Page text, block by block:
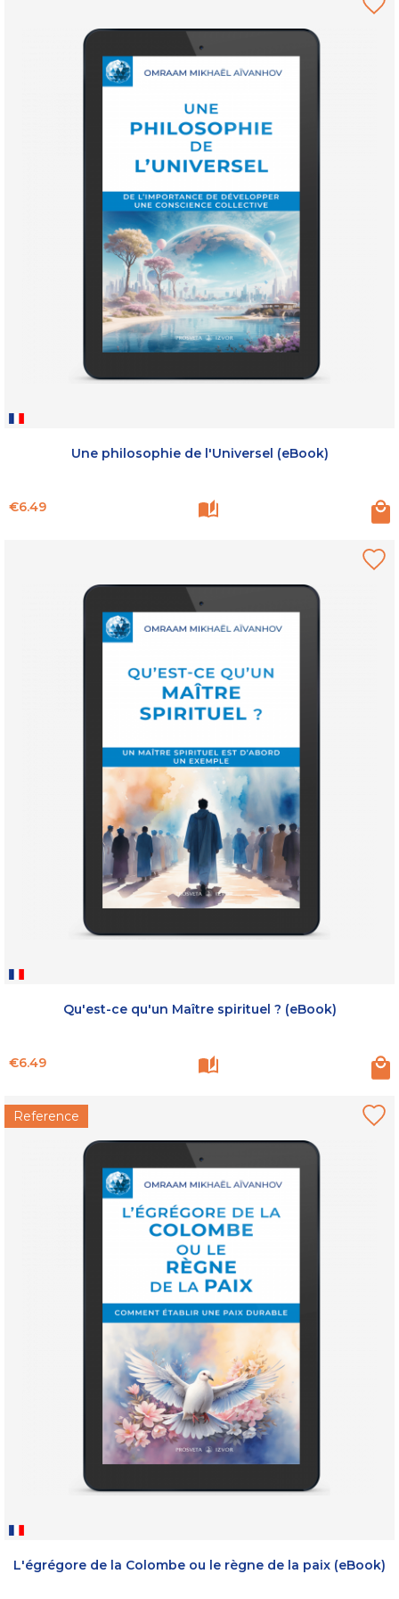
Une philosophie de l'Universel (eBook)
Price
€6.49
Qu'est-ce qu'un Maître spirituel ? (eBook)
Price
€6.49
Reference
L'égrégore de la Colombe ou le règne de la paix (eBook)